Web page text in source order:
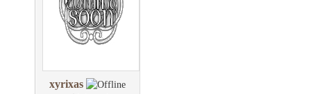
xyrixas